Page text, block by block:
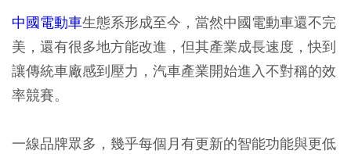
中國電動車生態系形成至今，當然中國電動車還不完
美，還有很多地方能改進，但其產業成長速度，快到
讓傳統車廠感到壓力，汽車產業開始進入不對稱的效
率競賽。
一線品牌眾多，幾乎每個月有更新的智能功能與更低